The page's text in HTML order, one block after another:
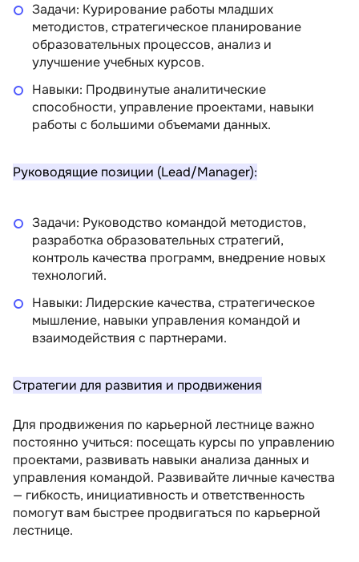
Задачи: Курирование работы младших
методистов, стратегическое планирование
образовательных процессов, анализ и
улучшение учебных курсов.
Навыки: Продвинутые аналитические
способности, управление проектами, навыки
работы с большими объемами данных.
Руководящие позиции (Lead/Manager):
Задачи: Руководство командой методистов,
разработка образовательных стратегий,
контроль качества программ, внедрение новых
технологий.
Навыки: Лидерские качества, стратегическое
мышление, навыки управления командой и
взаимодействия с партнерами.
Стратегии для развития и продвижения
Для продвижения по карьерной лестнице важно
постоянно учиться: посещать курсы по управлению
проектами, развивать навыки анализа данных и
управления командой. Развивайте личные качества
— гибкость, инициативность и ответственность
помогут вам быстрее продвигаться по карьерной
лестнице.